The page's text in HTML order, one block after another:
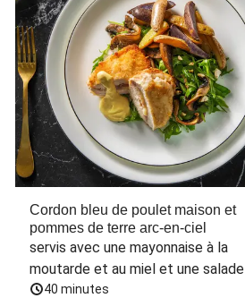
Cordon bleu de poulet maison et
pommes de terre arc-en-ciel
servis avec une mayonnaise à la
moutarde et au miel et une
40 minutes